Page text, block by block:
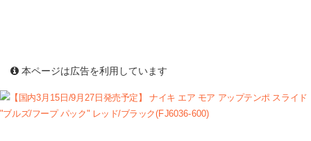
本ページは広告を利用しています